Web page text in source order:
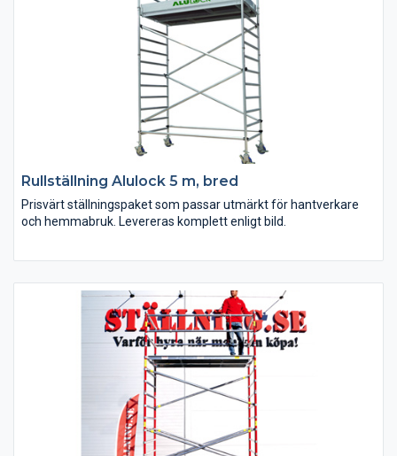
Rullställning Alulock 5 m, bred
Prisvärt ställningspaket som passar utmärkt för hantverkare
och hemmabruk. Levereras komplett enligt bild.